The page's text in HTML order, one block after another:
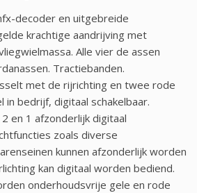
decoder en uitgebreide
krachtige aandrijving met
Alle vier de assen
Tractiebanden.
met de rijrichting en twee rode
bedrijf, digitaal schakelbaar.
en 1 afzonderlijk digitaal
zoals diverse
kunnen afzonderlijk worden
kan digitaal worden bediend.
onderhoudsvrije gele en rode